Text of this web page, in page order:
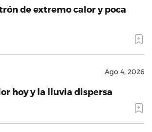
de extremo calor y poca
Ago 4, 2026
hoy y la lluvia dispersa